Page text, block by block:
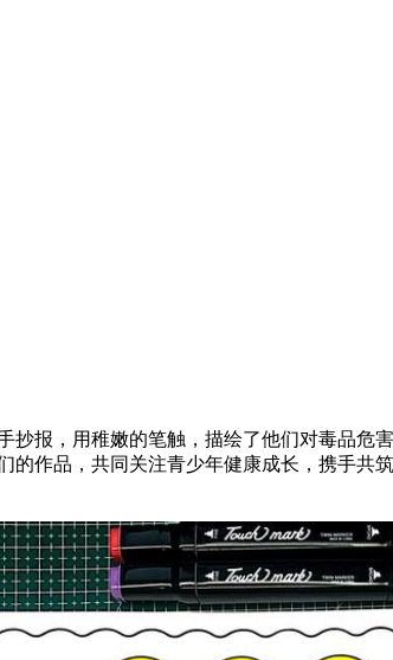
报，用稚嫩的笔触，描绘了他们对毒品
作品，共同关注青少年健康成长，携手